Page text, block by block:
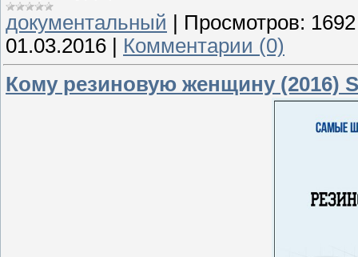
документальный
Просмотров: 1692
01.03.2016
Комментарии (0)
Кому резиновую женщину (2016)